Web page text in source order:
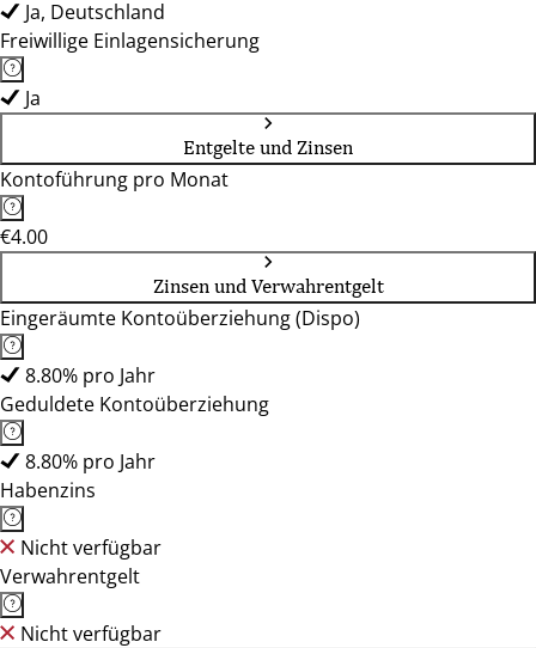
Ja, Deutschland
Freiwillige Einlagensicherung
Ja
Entgelte und Zinsen
Kontoführung pro Monat
€4.00
Zinsen und Verwahrentgelt
Eingeräumte Kontoüberziehung (Dispo)
8.80% pro Jahr
Geduldete Kontoüberziehung
8.80% pro Jahr
Habenzins
Nicht verfügbar
Verwahrentgelt
Nicht verfügbar